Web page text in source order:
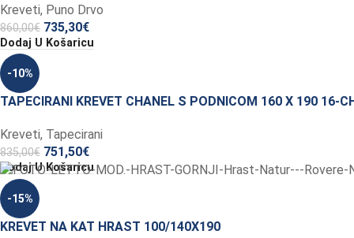
Kreveti, Puno Drvo
860,00€ 735,30€
Dodaj U Košaricu
-10%
TAPECIRANI KREVET CHANEL S PODNICOM 160 X 190 16-
Kreveti, Tapecirani
835,00€ 751,50€
Dodaj U Košaricu
-15%
KREVET NA KAT HRAST 100/140X190